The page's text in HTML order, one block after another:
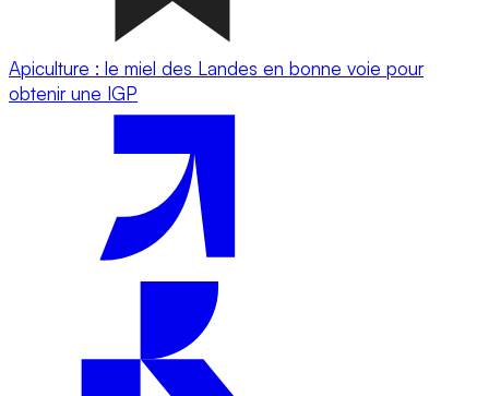
Apiculture : le miel des Landes en bonne voie pour
obtenir une IGP